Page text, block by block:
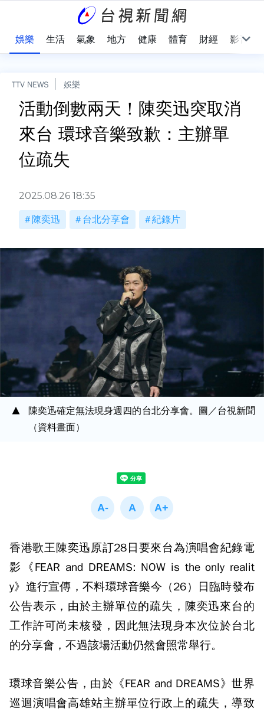
娛樂 生活 氣象 地方 健康 體育 財經 影音
TTV NEWS 娛樂
活動倒數兩天！陳奕迅突取消
來台 環球音樂致歉：主辦單
位疏失
2025.08.26 18:35
陳奕迅 台北分享會 紀錄片
陳奕迅確定無法現身週四的台北分享會。圖／台視新聞
（資料畫面）
香港歌王陳奕迅原訂28日要來台為演唱會紀錄電
影《FEAR and DREAMS: NOW is the only realit
y》進行宣傳，不料環球音樂今（26）日臨時發布
公告表示，由於主辦單位的疏失，陳奕迅來台的
工作許可尚未核發，因此無法現身本次位於台北
的分享會，不過該場活動仍然會照常舉行。
環球音樂公告，由於《FEAR and DREAMS》世界
巡迴演唱會高雄站主辦單位行政上的疏失，導致